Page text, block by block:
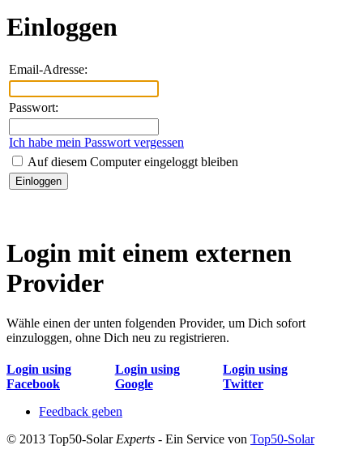
Einloggen
Email-Adresse:
Passwort:
Ich habe mein Passwort vergessen
Auf diesem Computer eingeloggt bleiben
Login mit einem externen
Provider
Wähle einen der unten folgenden Provider, um Dich sofort
einzuloggen, ohne Dich neu zu registrieren.
Login using
Facebook
Login using
Google
Login using
Twitter
Feedback geben
© 2013 Top50-Solar Experts - Ein Service von Top50-Solar